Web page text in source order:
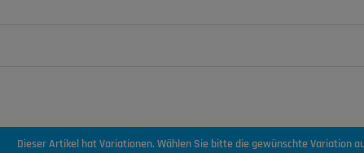
Dieser Artikel hat Variationen. Wählen Sie bitte die gewünschte Variation